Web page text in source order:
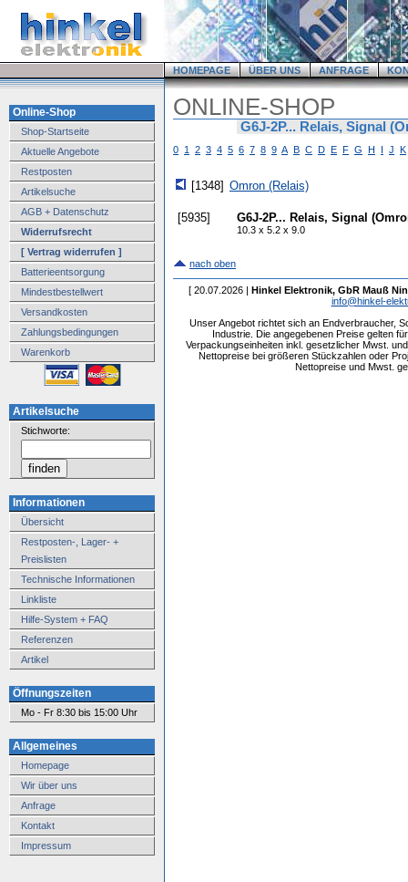
HOMEPAGE ÜBER UNS ANFRAGE
Online-Shop
Shop-Startseite
Aktuelle Angebote
Restposten
Artikelsuche
AGB + Datenschutz
Widerrufsrecht
[ Vertrag widerrufen ]
Batterieentsorgung
Mindestbestellwert
Versandkosten
Zahlungsbedingungen
Warenkorb
Artikelsuche
Stichworte:
Informationen
Übersicht
Restposten-, Lager- +
Preislisten
Technische Informationen
Linkliste
Hilfe-System + FAQ
Referenzen
Artikel
Öffnungszeiten
Mo - Fr 8:30 bis 15:00 Uhr
Allgemeines
Homepage
Wir über uns
Anfrage
Kontakt
Impressum
ONLINE-SHOP
G6J-2P... Relais, Signal
0 1 2 3 4 5 6 7 8 9 A B C D E F G H I J K
[1348] Omron (Relais)
[5935] G6J-2P... Relais, Signal
10.3 x 5.2 x 9.0
nach oben
[ 20.07.2026 | Hinkel Elektronik, GbR Mauß
info@hinkel-
Unser Angebot richtet sich an Endverbraucher,
Industrie. Die angegebenen Preise gelten
Verpackungseinheiten inkl. gesetzlicher Mwst.
Nettopreise bei größeren Stückzahlen oder
Nettopreise und Mwst.